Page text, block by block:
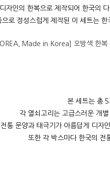
자인의 한복으로 제작되어 한국의
로 정성스럽게 제작된 이 세트는 한
본 세트는 총
각 열쇠고리는 고급스러운 개
통 문양과 태극기가 아름답게 디
또한 각 박스마다 한국의 전